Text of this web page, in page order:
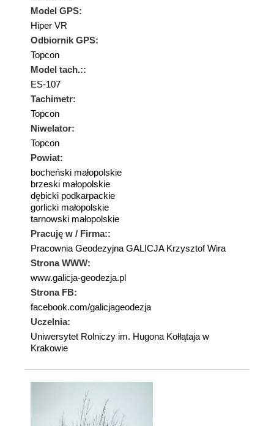
Model GPS:
Hiper VR
Odbiornik GPS:
Topcon
Model tach.::
ES-107
Tachimetr:
Topcon
Niwelator:
Topcon
Powiat:
bocheński małopolskie
brzeski małopolskie
dębicki podkarpackie
gorlicki małopolskie
tarnowski małopolskie
Pracuję w / Firma::
Pracownia Geodezyjna GALICJA Krzysztof Wira
Strona WWW:
www.galicja-geodezja.pl
Strona FB:
facebook.com/galicjageodezja
Uczelnia:
Uniwersytet Rolniczy im. Hugona Kołłątaja w
Krakowie